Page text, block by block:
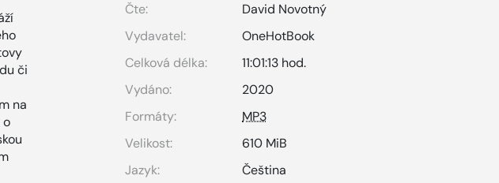
či
na
o
Čte:
David Novotný
Vydavatel:
OneHotBook
Celková délka:
11:01:13 hod.
Vydáno:
2020
Formáty:
MP3
Velikost:
610 MiB
Jazyk:
Čeština